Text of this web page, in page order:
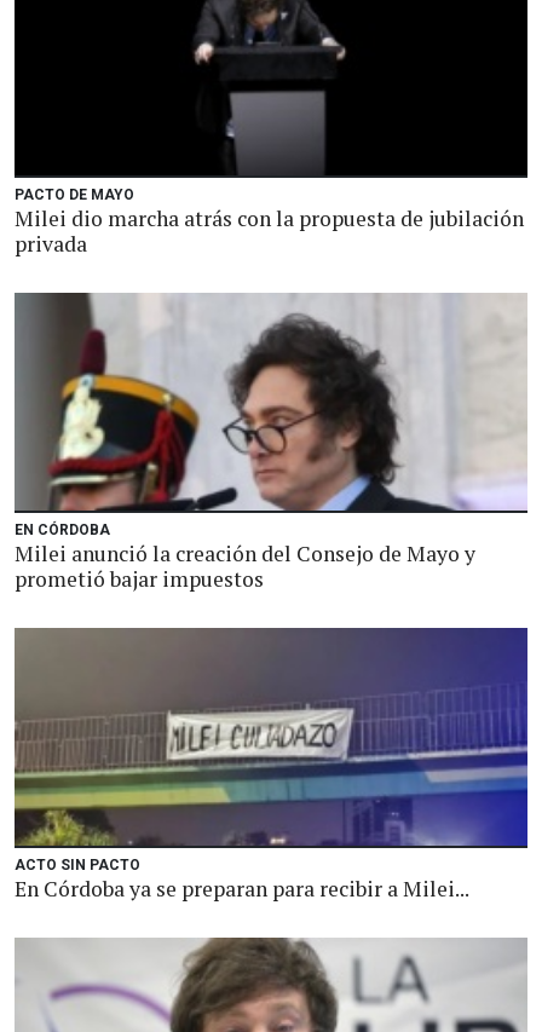
PACTO DE MAYO
Milei dio marcha atrás con la propuesta de jubilación
privada
EN CÓRDOBA
Milei anunció la creación del Consejo de Mayo y
prometió bajar impuestos
ACTO SIN PACTO
En Córdoba ya se preparan para recibir a Milei...